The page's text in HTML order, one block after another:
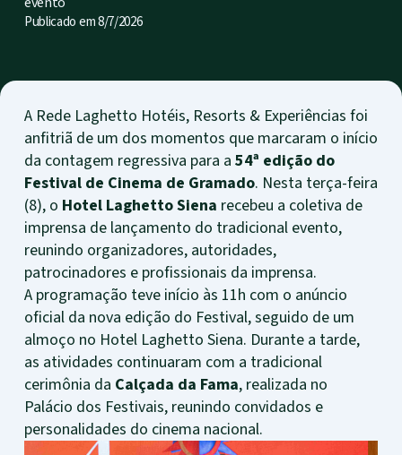
Publicado em8/7/2026
A Rede Laghetto Hotéis, Resorts & Experiências foi
anfitriã de um dos momentos que marcaram o início
da contagem regressiva para a 54ª edição do
Festival de Cinema de Gramado. Nesta terça-feira
(8), o Hotel Laghetto Siena recebeu a coletiva de
imprensa de lançamento do tradicional evento,
reunindo organizadores, autoridades,
patrocinadores e profissionais da imprensa.
A programação teve início às 11h com o anúncio
oficial da nova edição do Festival, seguido de um
almoço no Hotel Laghetto Siena. Durante a tarde,
as atividades continuaram com a tradicional
cerimônia da Calçada da Fama, realizada no
Palácio dos Festivais, reunindo convidados e
personalidades do cinema nacional.